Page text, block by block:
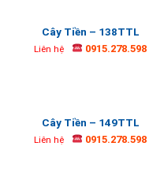
Cây Tiền – 138TTL
Liên hệ 0915.278.598
Cây Tiền – 149TTL
Liên hệ 0915.278.598